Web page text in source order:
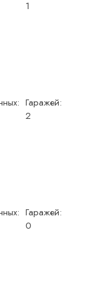
1
Гаражей:
2
Гаражей:
0